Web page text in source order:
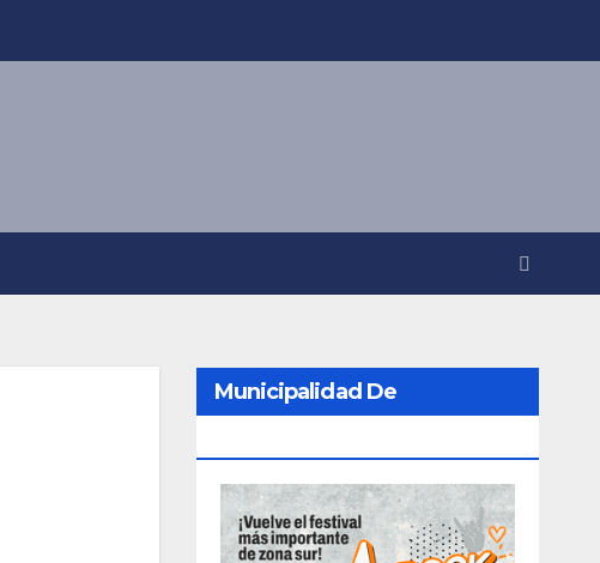
Municipalidad De